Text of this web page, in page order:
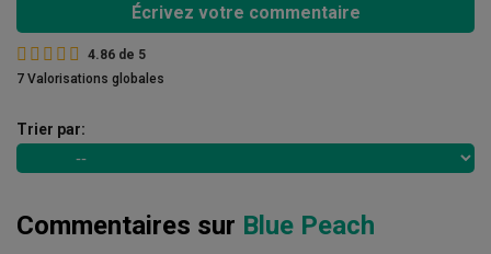
Écrivez votre commentaire
4.86 de 5
7 Valorisations globales
Trier par:
Commentaires sur Blue Peach